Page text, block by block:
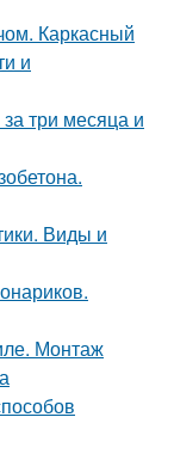
Каркасный
и
три месяца и
Виды и
Монтаж